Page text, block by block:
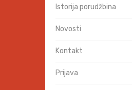
Istorija porudžbina
Novosti
Kontakt
Prijava